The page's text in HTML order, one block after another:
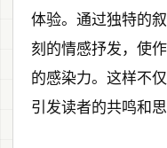
体验。通过独特的
刻的情感抒发，使
的感染力。这样不
引发读者的共鸣和思